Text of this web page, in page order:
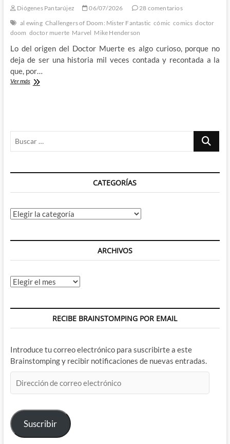
Diógenes Pantarújez 06/07/2026
28 comentarios
al ewing Challengers of Doom: Mister Fantastic cómic comics doctor
doom doctor muerte Marvel Mike Henderson
Lo del origen del Doctor Muerte es algo curioso, porque no
deja de ser una historia mil veces contada y recontada a la
que, por…
Ver másRemoviendo
Buscar
CATEGORÍAS
Categorías
ARCHIVOS
Archivos
RECIBE BRAINSTOMPING POR EMAIL
Introduce tu correo electrónico para suscribirte a este
Brainstomping y recibir notificaciones de nuevas entradas.
de
electrónico
Suscribir